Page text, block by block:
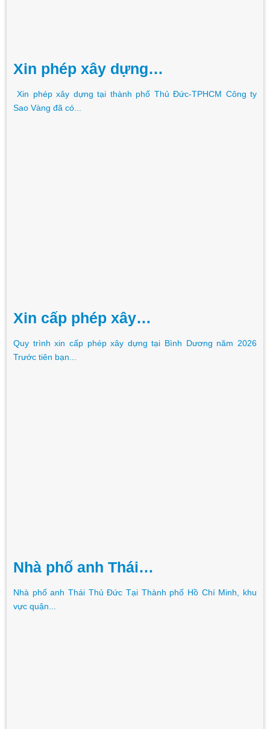
Xin phép xây dựng…
Xin phép xây dựng tại thành phố Thủ Đức-TPHCM Công ty
Sao Vàng đã có...
Xin cấp phép xây…
Quy trình xin cấp phép xây dựng tại Bình Dương năm 2026
Trước tiên bạn...
Nhà phố anh Thái…
Nhà phố anh Thái Thủ Đức Tại Thành phố Hồ Chí Minh, khu
vực quận...